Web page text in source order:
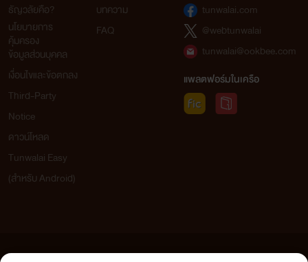
ธัญวลัยคือ?
นโยบายการ
คุ้มครอง
ข้อมูลส่วนบุคคล
เงื่อนไขและข้อตกลง
Third-Party
Notice
ดาวน์โหลด
Tunwalai Easy
(สำหรับ Android)
บทความ
FAQ
tunwalai.com
@webtunwalai
tunwalai@ookbee.com
แพลตฟอร์มในเครือ